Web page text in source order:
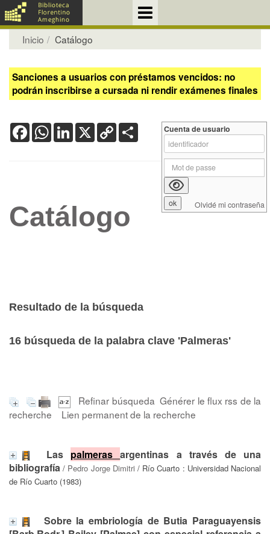
Inicio Catálogo
Sanciones a usuarios con préstamos vencidos: no
podrán inscribirse a cursada ni rendir exámenes finales
FacebookWhatsApp
LinkedIn
X Copy
Link
Catálogo
Resultado de la búsqueda
16 búsqueda de la palabra clave 'Palmeras'
Refinar búsqueda Générer le flux rss de la
recherche
Lien permanent de la recherche
Las palmerasargentinas a través de una
bibliografía / Pedro Jorge Dimitri / Río Cuarto : Universidad Nacional
de Río Cuarto (1983)
Sobre la embriología de Butia Paraguayensis
Cuenta de usuario
Olvidé mi contraseña